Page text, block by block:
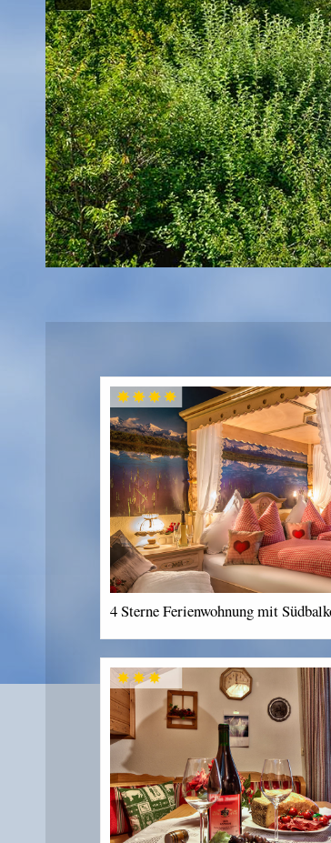
4 Sterne Ferienwohnung mit